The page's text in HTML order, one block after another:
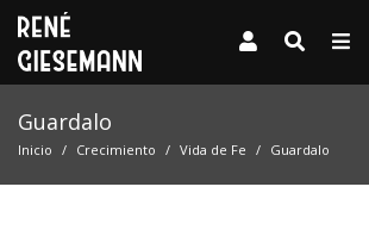
Guardalo
Inicio Crecimiento Vida de Fe Guardalo